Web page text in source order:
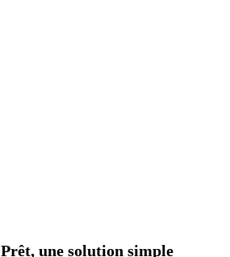
une solution simple